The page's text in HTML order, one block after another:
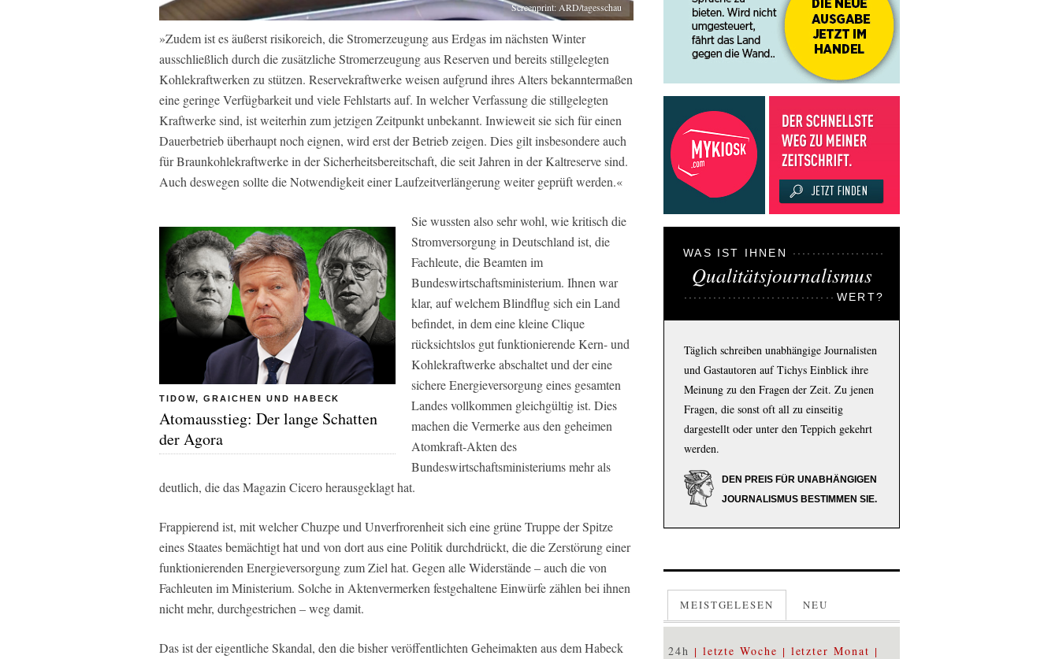
Screenprint: ARD/tagesschau
»Zudem ist es äußerst risikoreich, die Stromerzeugung aus Erdgas im nächsten Winter
ausschließlich durch die zusätzliche Stromerzeugung aus Reserven und bereits stillgelegten
Kohlekraftwerken zu stützen. Reservekraftwerke weisen aufgrund ihres Alters bekanntermaßen
eine geringe Verfügbarkeit und viele Fehlstarts auf. In welcher Verfassung die stillgelegten
Kraftwerke sind, ist weiterhin zum jetzigen Zeitpunkt unbekannt. Inwieweit sie sich für einen
Dauerbetrieb überhaupt noch eignen, wird erst der Betrieb zeigen. Dies gilt insbesondere auch
für Braunkohlekraftwerke in der Sicherheitsbereitschaft, die seit Jahren in der Kaltreserve sind.
Auch deswegen sollte die Notwendigkeit einer Laufzeitverlängerung weiter geprüft werden.«
TIDOW, GRAICHEN UND HABECK
Atomausstieg: Der lange Schatten
der Agora
Sie wussten also sehr wohl, wie kritisch die
Stromversorgung in Deutschland ist, die
Fachleute, die Beamten im
Bundeswirtschaftsministerium. Ihnen war
klar, auf welchem Blindflug sich ein Land
befindet, in dem eine kleine Clique
rücksichtslos gut funktionierende Kern- und
Kohlekraftwerke abschaltet und der eine
sichere Energieversorgung eines gesamten
Landes vollkommen gleichgültig ist. Dies
machen die Vermerke aus den geheimen
Atomkraft-Akten des
Bundeswirtschaftsministeriums mehr als
deutlich, die das Magazin Cicero herausgeklagt hat.
Frappierend ist, mit welcher Chuzpe und Unverfrorenheit sich eine grüne Truppe der Spitze
eines Staates bemächtigt hat und von dort aus eine Politik durchdrückt, die die Zerstörung einer
funktionierenden Energieversorgung zum Ziel hat. Gegen alle Widerstände – auch die von
Fachleuten im Ministerium. Solche in Aktenvermerken festgehaltene Einwürfe zählen bei ihnen
nicht mehr, durchgestrichen – weg damit.
Das ist der eigentliche Skandal, den die bisher veröffentlichten Geheimakten aus dem Habeck
WAS IST IHNEN
Qualitätsjournalismus
WERT?
Täglich schreiben unabhängige Journalisten
und Gastautoren auf Tichys Einblick ihre
Meinung zu den Fragen der Zeit. Zu jenen
Fragen, die sonst oft all zu einseitig
dargestellt oder unter den Teppich gekehrt
werden.
DEN PREIS FÜR UNABHÄNGIGEN
JOURNALISMUS BESTIMMEN SIE.
MEISTGELESEN NEU
24h letzte Woche letzter Monat